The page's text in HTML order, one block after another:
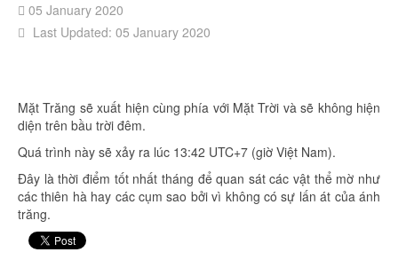
05 January 2020
Last Updated: 05 January 2020
Mặt Trăng sẽ xuất hiện cùng phía với Mặt Trời và sẽ không hiện
diện trên bầu trời đêm.
Quá trình này sẽ xảy ra lúc 13:42 UTC+7 (giờ Việt Nam).
Đây là thời điểm tốt nhất tháng để quan sát các vật thể mờ như
các thiên hà hay các cụm sao bởi vì không có sự lấn át của ánh
trăng.